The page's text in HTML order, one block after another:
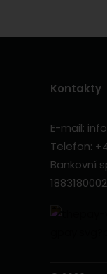
Kontakty
E-mail:
Telefon:
Bankovní